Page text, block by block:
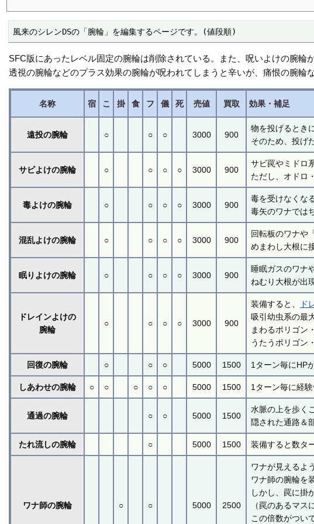
風来のシレンDSの「腕輪」を編集するページです。(値段順)
SFC版にあったレベル固定の腕輪は削除されている。また、呪いよけの腕輪
透視の腕輪などのプラス効果の腕輪が呪われてしまうと辛いが、痛恨の腕輪
名称 宿 こ 掛 食 フ 儀 死 売値 買取 効果・補足
遠投の腕輪 ○ ○ ○ 3000 900
物を投げるとき
そのため、投げ
サビよけの腕輪 ○ ○ ○ ○ 3000 900
サビ罠やミドロ
ただし、オドロ
毒よけの腕輪 ○ ○ ○ ○ 3000 900
毒を受けなくな
毒矢のワナでは
混乱よけの腕輪 ○ ○ ○ ○ 3000 900
回転板のワナや
めまわし大根に
眠りよけの腕輪 ○ ○ ○ ○ 3000 900
睡眠ガスのワナ
ねむり大根が出
ドレインよけの
腕輪
○ ○ ○ ○ 3000 900
装備すると、 ド
吸引幼虫系の最
まわるポリゴン
うたうポリゴン
回復の腕輪 ○ ○ ○ 5000 1500 1ターン毎にHP
しあわせの腕輪 ○ ○ ○ ○ ○ 5000 1500 1ターン毎に経
通過の腕輪 ○ ○ 5000 1500
水脈の上を歩く
隠された通路＆
たれ流しの腕輪 ○ 5000 1500 装備すると数タ
ワナ師の腕輪 ○ ○ 5000 2500
ワナが見えるよ
ワナ師の腕輪を
しかし、罠に掛
（罠のあるマ
この倍数がつい